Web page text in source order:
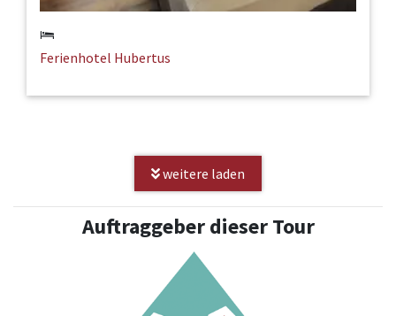
Ferienhotel Hubertus
weitere laden
Auftraggeber dieser Tour